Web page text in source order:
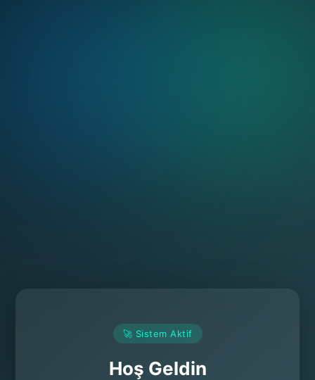
🚀 Sistem Aktif
Hoş Geldin